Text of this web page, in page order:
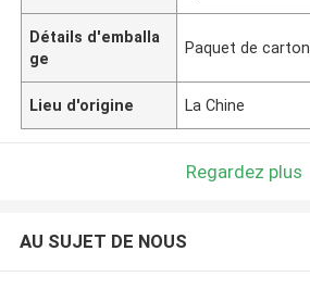
Détails d'emballa
ge
Paquet de carton
Lieu d'origine La Chine
Regardez plus
AU SUJET DE NOUS